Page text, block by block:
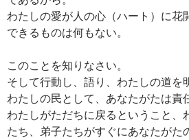
わたしの愛が人の心（ハート）に花
できるものは何もない。
このことを知りなさい。
そして行動し、語り、わたしの道を
わたしの民として、あなたがたは責
わたしがただちに戻るということ、
たち、弟子たちがすぐにあなたがた